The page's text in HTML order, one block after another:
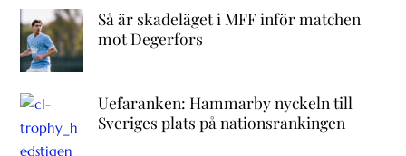
Så är skadeläget i MFF inför matchen
mot Degerfors
Uefaranken: Hammarby nyckeln till
Sveriges plats på nationsrankingen